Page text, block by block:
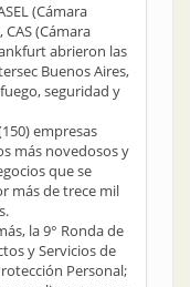
(Cámara
(Cámara
abrieron las
Buenos Aires,
seguridad y
empresas
más novedosos y
que se
más de trece mil
la 9° Ronda de
y Servicios de
Personal;